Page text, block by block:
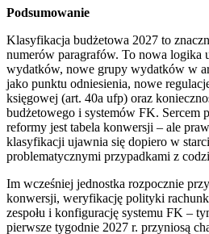
Podsumowanie
Klasyfikacja budżetowa 2027 to
numerów paragrafów. To nowa logika
wydatków, nowe grupy wydatków w
jako punktu odniesienia, nowe
księgowej (art. 40a ufp) oraz
budżetowego i systemów FK. Sercem
reformy jest tabela konwersji – ale
klasyfikacji ujawnia się dopiero w
problematycznymi przypadkami z
Im wcześniej jednostka rozpocznie
konwersji, weryfikację polityki
zespołu i konfigurację systemu FK –
pierwsze tygodnie 2027 r. przyniosą